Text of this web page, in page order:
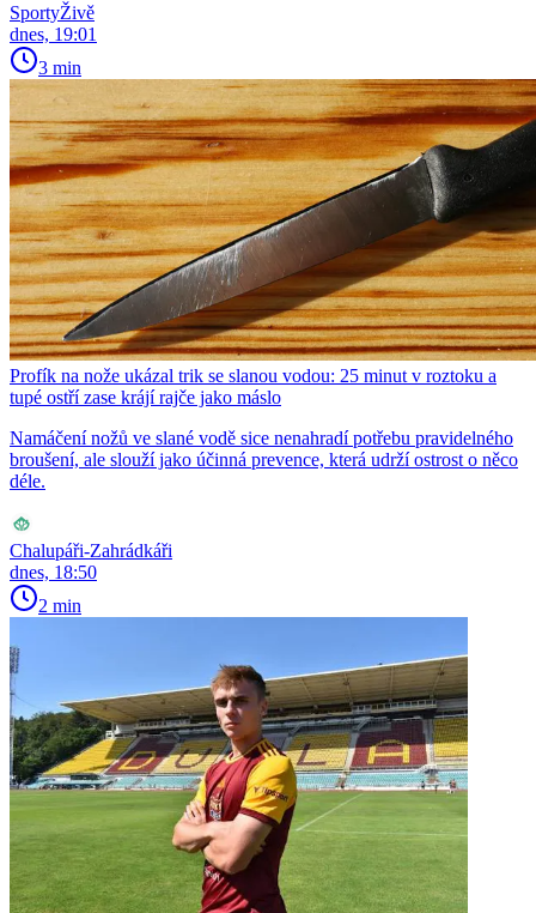
SportyŽivě
dnes, 19:01
3 min
Profík na nože ukázal trik se slanou vodou: 25 minut v roztoku a
tupé ostří zase krájí rajče jako máslo
Namáčení nožů ve slané vodě sice nenahradí potřebu pravidelného
broušení, ale slouží jako účinná prevence, která udrží ostrost o něco
déle.
Chalupáři-Zahrádkáři
dnes, 18:50
2 min